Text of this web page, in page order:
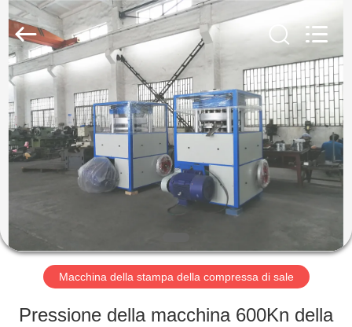
CASA
PRODOTTI
CIRCA
GIRO
DELLA
FABBRICA
2026
Changzhou
Chenguang
Machinery
Co.,
Ltd..
Rights
Reserved.
Macchina della stampa della compressa di sale
Pressione della macchina 600Kn della